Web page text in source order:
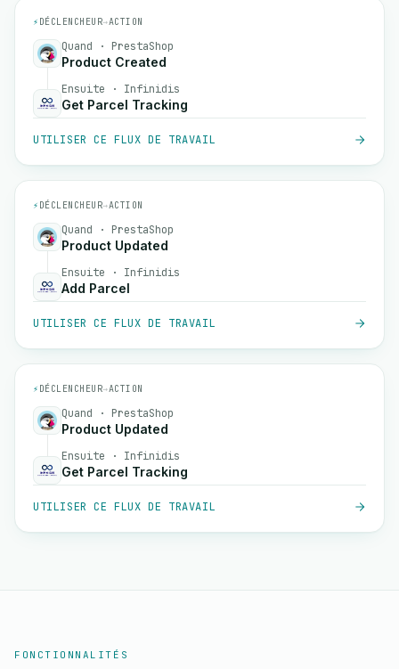
⚡ DÉCLENCHEUR→ACTION
Quand · PrestaShop
Product Created
Ensuite · Infinidis
Get Parcel Tracking
UTILISER CE FLUX DE TRAVAIL
⚡ DÉCLENCHEUR→ACTION
Quand · PrestaShop
Product Updated
Ensuite · Infinidis
Add Parcel
UTILISER CE FLUX DE TRAVAIL
⚡ DÉCLENCHEUR→ACTION
Quand · PrestaShop
Product Updated
Ensuite · Infinidis
Get Parcel Tracking
UTILISER CE FLUX DE TRAVAIL
FONCTIONNALITÉS